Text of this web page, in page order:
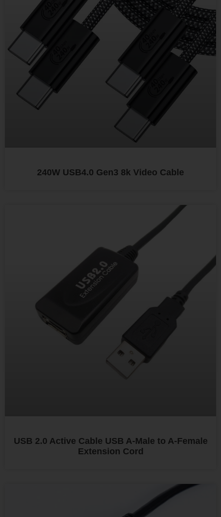
240W USB4.0 Gen3 8k Video Cable
USB 2.0 Active Cable USB A-Male to A-Female
Extension Cord